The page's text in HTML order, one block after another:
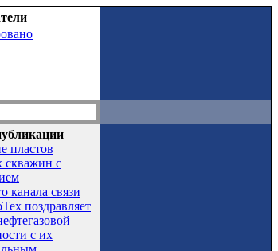
пластов
с
канала связи
поздравляет
с их